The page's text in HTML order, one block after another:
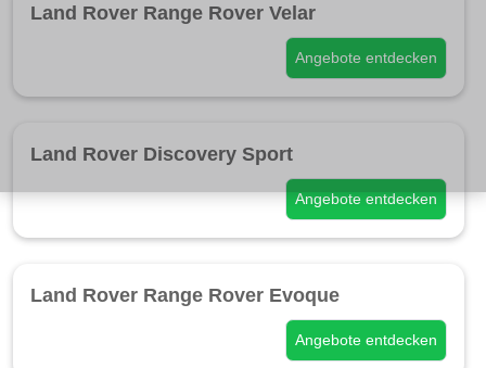
Land Rover Range Rover Velar
Angebote entdecken
Land Rover Discovery Sport
Angebote entdecken
Land Rover Range Rover Evoque
Angebote entdecken